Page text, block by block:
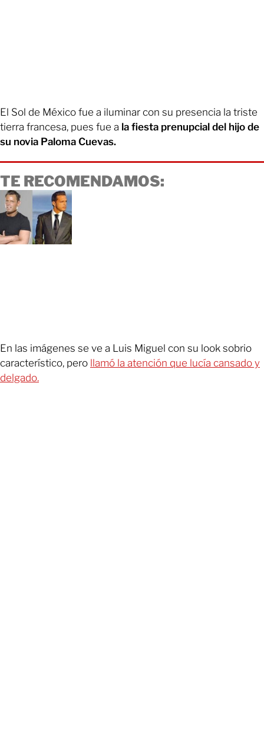
El Sol de México fue a iluminar con su presencia la triste
tierra francesa, pues fue a la fiesta prenupcial del hijo de
su novia Paloma Cuevas.
TE RECOMENDAMOS:
En las imágenes se ve a Luis Miguel con su look sobrio
característico, pero llamó la atención que lucía cansado y
delgado.